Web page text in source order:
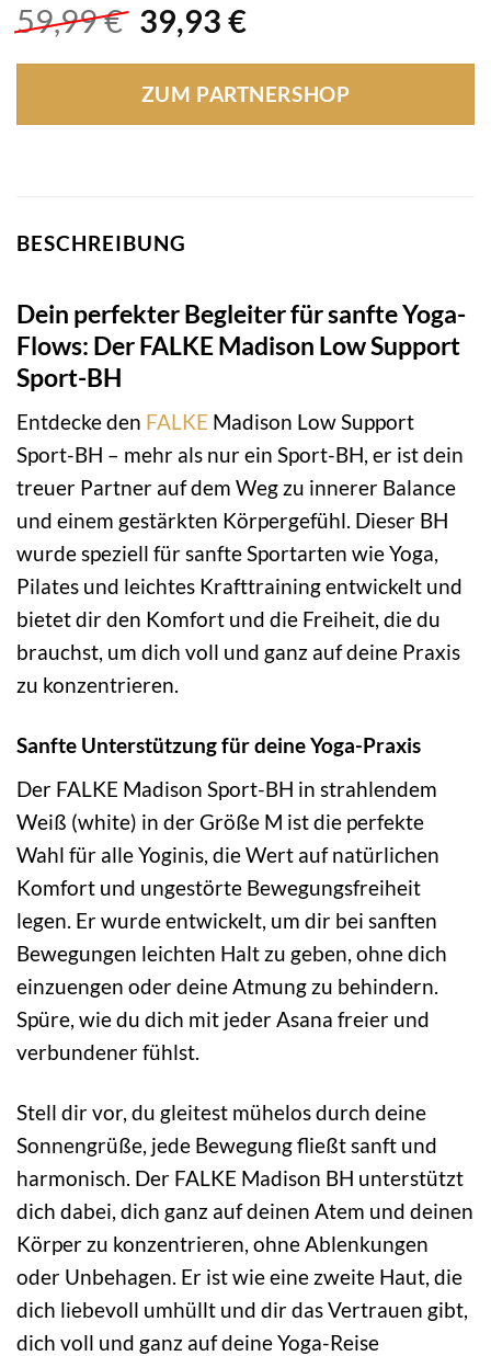
59,99€ Ursprünglicher
war:
59,99 €
39,93 €Aktueller
ist:
39,93 €.
ZUM PARTNERSHOP
BESCHREIBUNG
Dein perfekter Begleiter für sanfte Yoga-
Flows: Der FALKE Madison Low Support
Sport-BH
Entdecke den FALKE Madison Low Support
Sport-BH – mehr als nur ein Sport-BH, er ist dein
treuer Partner auf dem Weg zu innerer Balance
und einem gestärkten Körpergefühl. Dieser BH
wurde speziell für sanfte Sportarten wie Yoga,
Pilates und leichtes Krafttraining entwickelt und
bietet dir den Komfort und die Freiheit, die du
brauchst, um dich voll und ganz auf deine Praxis
zu konzentrieren.
Sanfte Unterstützung für deine Yoga-Praxis
Der FALKE Madison Sport-BH in strahlendem
Weiß (white) in der Größe M ist die perfekte
Wahl für alle Yoginis, die Wert auf natürlichen
Komfort und ungestörte Bewegungsfreiheit
legen. Er wurde entwickelt, um dir bei sanften
Bewegungen leichten Halt zu geben, ohne dich
einzuengen oder deine Atmung zu behindern.
Spüre, wie du dich mit jeder Asana freier und
verbundener fühlst.
Stell dir vor, du gleitest mühelos durch deine
Sonnengrüße, jede Bewegung fließt sanft und
harmonisch. Der FALKE Madison BH unterstützt
dich dabei, dich ganz auf deinen Atem und deinen
Körper zu konzentrieren, ohne Ablenkungen
oder Unbehagen. Er ist wie eine zweite Haut, die
dich liebevoll umhüllt und dir das Vertrauen gibt,
dich voll und ganz auf deine Yoga-Reise